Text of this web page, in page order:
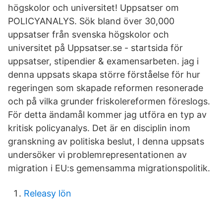
högskolor och universitet! Uppsatser om
POLICYANALYS. Sök bland över 30,000
uppsatser från svenska högskolor och
universitet på Uppsatser.se - startsida för
uppsatser, stipendier & examensarbeten. jag i
denna uppsats skapa större förståelse för hur
regeringen som skapade reformen resonerade
och på vilka grunder friskolereformen föreslogs.
För detta ändamål kommer jag utföra en typ av
kritisk policyanalys. Det är en disciplin inom
granskning av politiska beslut, I denna uppsats
undersöker vi problemrepresentationen av
migration i EU:s gemensamma migrationspolitik.
Releasy lön